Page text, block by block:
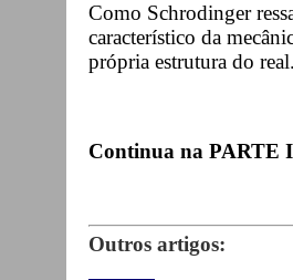
Como Schrodinger
característico da
própria estrutura do
Continua na PARTE
Outros artigos: